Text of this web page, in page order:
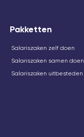
Pakketten
Salariszaken zelf doen
Salariszaken samen doen
Salariszaken uitbesteden